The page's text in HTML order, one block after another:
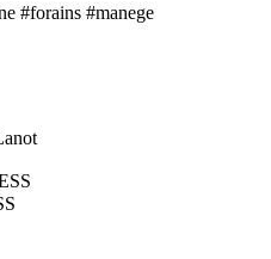
#forains #manege